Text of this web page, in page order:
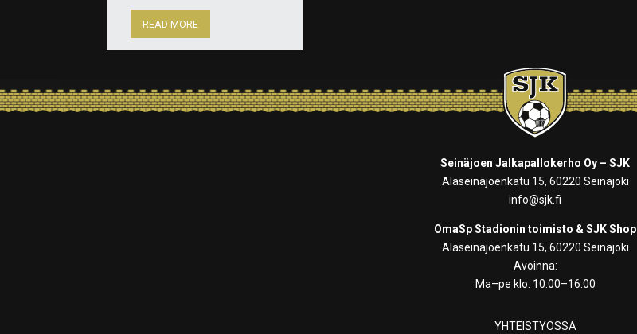
READ MORE
Seinäjoen Jalkapallokerho Oy – SJK
Alaseinäjoenkatu 15, 60220 Seinäjoki
info@sjk.fi
OmaSp Stadionin toimisto & SJK Shop
Alaseinäjoenkatu 15, 60220 Seinäjoki
Avoinna:
Ma–pe klo. 10:00–16:00
YHTEISTYÖSSÄ